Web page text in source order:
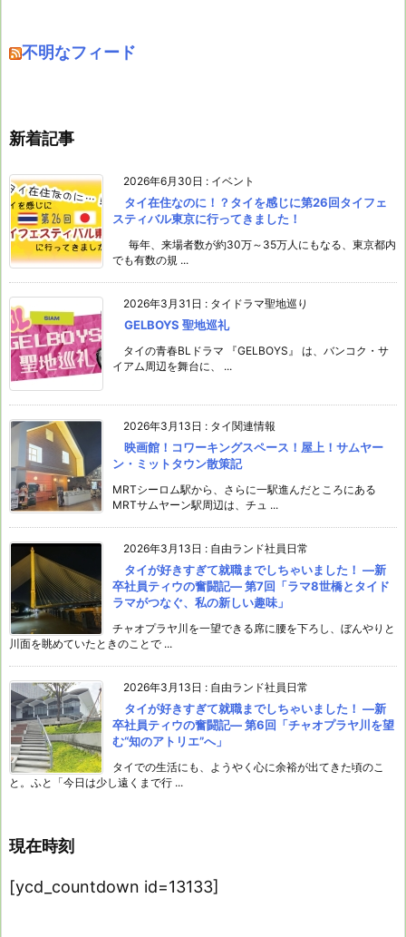
不明なフィード
新着記事
2026年6月30日 : イベント
タイ在住なのに！？タイを感じに第26回タイフェ
スティバル東京に行ってきました！
毎年、来場者数が約30万～35万人にもなる、東京都内
でも有数の規 ...
2026年3月31日 : タイドラマ聖地巡り
GELBOYS 聖地巡礼
タイの青春BLドラマ 『GELBOYS』 は、バンコク・サ
イアム周辺を舞台に、 ...
2026年3月13日 : タイ関連情報
映画館！コワーキングスペース！屋上！サムヤー
ン・ミットタウン散策記
MRTシーロム駅から、さらに一駅進んだところにある
MRTサムヤーン駅周辺は、チュ ...
2026年3月13日 : 自由ランド社員日常
タイが好きすぎて就職までしちゃいました！ ―新
卒社員ティウの奮闘記― 第7回「ラマ8世橋とタイド
ラマがつなぐ、私の新しい趣味」
チャオプラヤ川を一望できる席に腰を下ろし、ぼんやりと
川面を眺めていたときのことで ...
2026年3月13日 : 自由ランド社員日常
タイが好きすぎて就職までしちゃいました！ ―新
卒社員ティウの奮闘記― 第6回「チャオプラヤ川を望
む“知のアトリエ”へ」
タイでの生活にも、ようやく心に余裕が出てきた頃のこ
と。ふと「今日は少し遠くまで行 ...
現在時刻
[ycd_countdown id=13133]